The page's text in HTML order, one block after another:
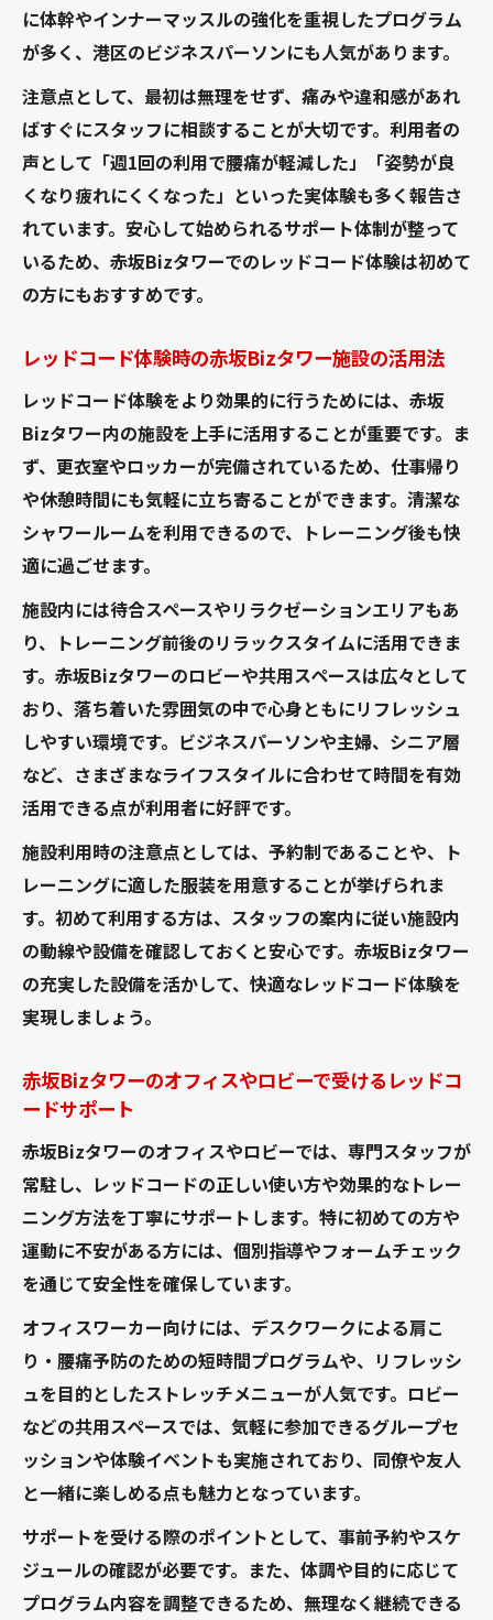
に体幹やインナーマッスルの強化を重視したプログラム
が多く、港区のビジネスパーソンにも人気があります。
注意点として、最初は無理をせず、痛みや違和感があれ
ばすぐにスタッフに相談することが大切です。利用者の
声として「週1回の利用で腰痛が軽減した」「姿勢が良
くなり疲れにくくなった」といった実体験も多く報告さ
れています。安心して始められるサポート体制が整って
いるため、赤坂Bizタワーでのレッドコード体験は初めて
の方にもおすすめです。
レッドコード体験時の赤坂Bizタワー施設の活用法
レッドコード体験をより効果的に行うためには、赤坂
Bizタワー内の施設を上手に活用することが重要です。ま
ず、更衣室やロッカーが完備されているため、仕事帰り
や休憩時間にも気軽に立ち寄ることができます。清潔な
シャワールームを利用できるので、トレーニング後も快
適に過ごせます。
施設内には待合スペースやリラクゼーションエリアもあ
り、トレーニング前後のリラックスタイムに活用できま
す。赤坂Bizタワーのロビーや共用スペースは広々として
おり、落ち着いた雰囲気の中で心身ともにリフレッシュ
しやすい環境です。ビジネスパーソンや主婦、シニア層
など、さまざまなライフスタイルに合わせて時間を有効
活用できる点が利用者に好評です。
施設利用時の注意点としては、予約制であることや、ト
レーニングに適した服装を用意することが挙げられま
す。初めて利用する方は、スタッフの案内に従い施設内
の動線や設備を確認しておくと安心です。赤坂Bizタワー
の充実した設備を活かして、快適なレッドコード体験を
実現しましょう。
赤坂Bizタワーのオフィスやロビーで受けるレッドコ
ードサポート
赤坂Bizタワーのオフィスやロビーでは、専門スタッフが
常駐し、レッドコードの正しい使い方や効果的なトレー
ニング方法を丁寧にサポートします。特に初めての方や
運動に不安がある方には、個別指導やフォームチェック
を通じて安全性を確保しています。
オフィスワーカー向けには、デスクワークによる肩こ
り・腰痛予防のための短時間プログラムや、リフレッシ
ュを目的としたストレッチメニューが人気です。ロビー
などの共用スペースでは、気軽に参加できるグループセ
ッションや体験イベントも実施されており、同僚や友人
と一緒に楽しめる点も魅力となっています。
サポートを受ける際のポイントとして、事前予約やスケ
ジュールの確認が必要です。また、体調や目的に応じて
プログラム内容を調整できるため、無理なく継続できる